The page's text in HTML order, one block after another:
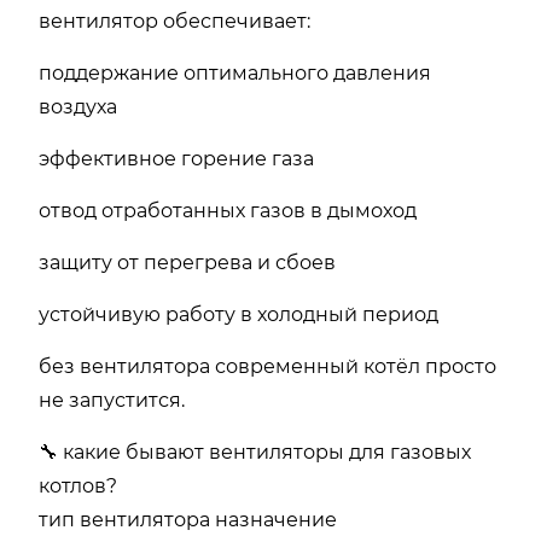
вентилятор обеспечивает:
поддержание оптимального давления
воздуха
эффективное горение газа
отвод отработанных газов в дымоход
защиту от перегрева и сбоев
устойчивую работу в холодный период
без вентилятора современный котёл просто
не запустится.
🔧 какие бывают вентиляторы для газовых
котлов?
тип вентилятора назначение